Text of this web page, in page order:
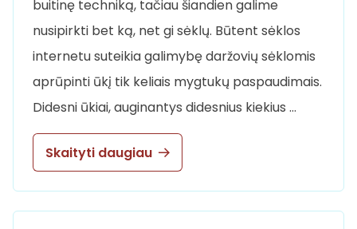
buitinę techniką, tačiau šiandien galime
nusipirkti bet ką, net gi sėklų. Būtent sėklos
internetu suteikia galimybę daržovių sėklomis
aprūpinti ūkį tik keliais mygtukų paspaudimais.
Didesni ūkiai, auginantys didesnius kiekius …
Skaityti daugiau